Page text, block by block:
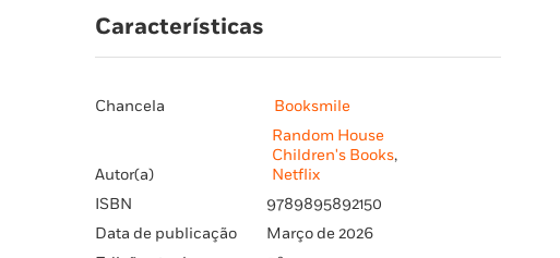
Características
Chancela Booksmile
Autor(a)
Random House
Children's Books,
Netflix
ISBN
9789895892150
Data de publicação
Março de 2026